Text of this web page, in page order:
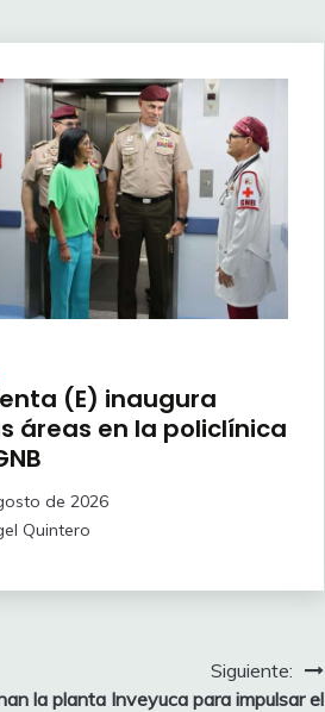
(E) inaugura
áreas en la policlínica
de 2026
Quintero
Siguiente:
la planta Inveyuca para impulsar el